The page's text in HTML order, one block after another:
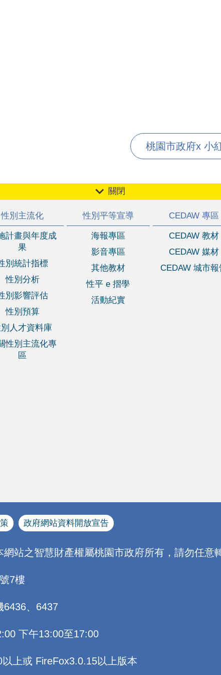
桃園市政府x 小
關閉
性別主流化
計畫與年度成
果
別統計指標
性別分析
別影響評估
性別預算
人才資料庫
性別主流化專
區
性別平等宣導
海報專區
影音專區
其他教材
性平 e 摺學
活動紀實
CEDAW 專區
CEDAW 教材
CEDAW 媒材
CEDAW 城市報
政府網站資料開放宣告
站之智慧財產權屬桃園市政府所有，請勿任意
7樓
、6437
下午13:00至17:00
上或 FireFox3.0.15以上版本